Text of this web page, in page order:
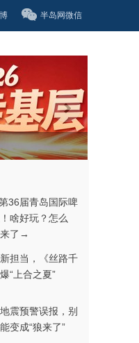
半岛网微信
36届青岛国际啤
啥好玩？怎么
了→
担当，《丝路千
“上合之夏”
震预警误报，别
变成“狼来了”